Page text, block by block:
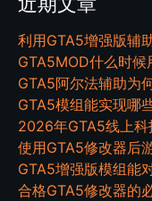
利用GTA5增强版辅
GTA5MOD什么时候
GTA5阿尔法辅助为
GTA5模组能实现哪
2026年GTA5线上
使用GTA5修改器后
GTA5增强版模组能
合格GTA5修改器的